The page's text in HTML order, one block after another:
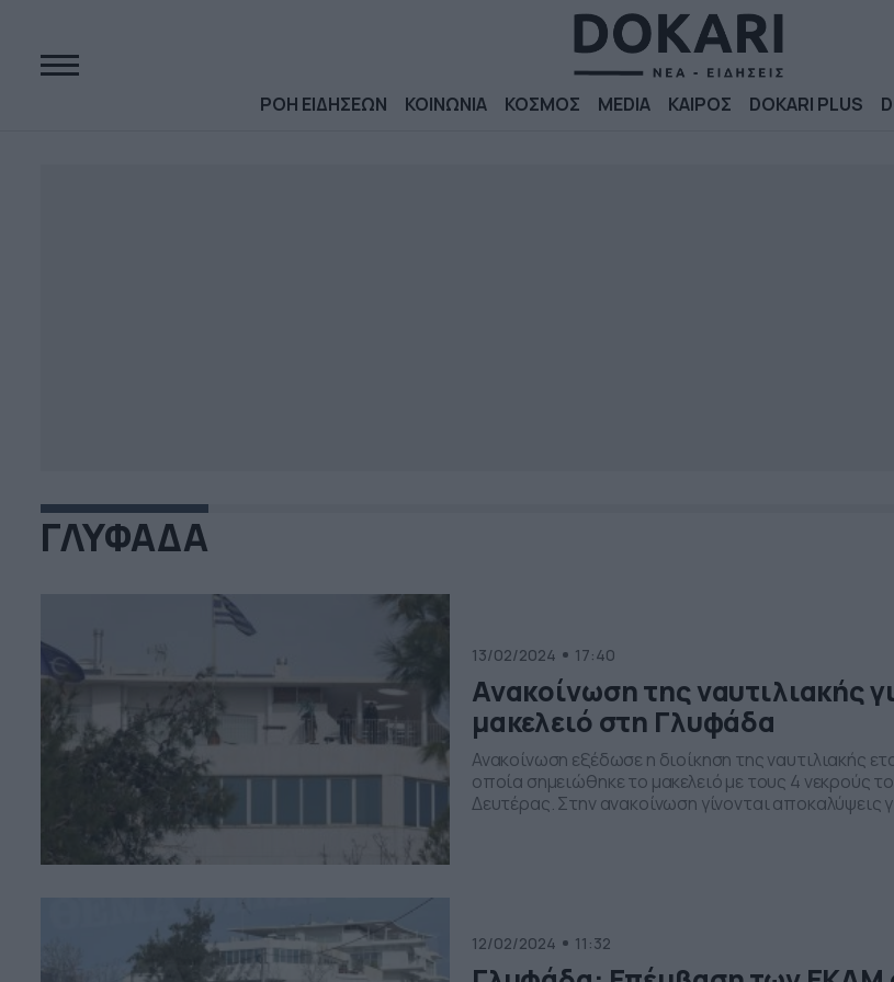
ΡΟΗ ΕΙΔΗΣΕΩΝ ΚΟΙΝΩΝΙΑ ΚΟΣΜΟΣ MEDIA ΚΑΙΡΟΣ DOKARI PLUS
ΓΛΥΦΑΔΑ
13/02/2024 17:40
Ανακοίνωση της ναυτιλιακής
μακελειό στη Γλυφάδα
Ανακοίνωση εξέδωσε η διοίκηση της ναυτιλιακής
οποία σημειώθηκε το μακελειό με τους 4 νεκρούς
Δευτέρας. Στην ανακοίνωση γίνονται αποκαλύψεις
12/02/2024 11:32